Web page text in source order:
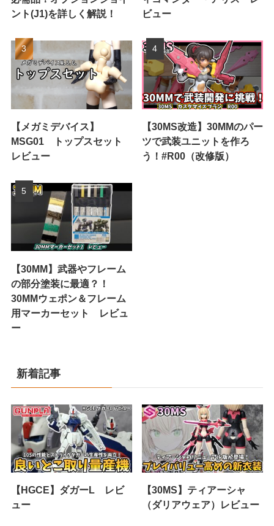
ント(J1)を詳しく解説！
ビュー
【メガミデバイス】
MSG01 トップスセット
レビュー
【30MS改造】30MMのパー
ツで武装ユニットを作ろ
う！#R00（改修版）
【30MM】武器やフレーム
の部分塗装に最適？！
30MMウェポン＆フレーム
用マーカーセット レビュ
ー
新着記事
【HGCE】ダガーL レビ
ュー
【30MS】ティアーシャ
（ダリアウェア）レビュー